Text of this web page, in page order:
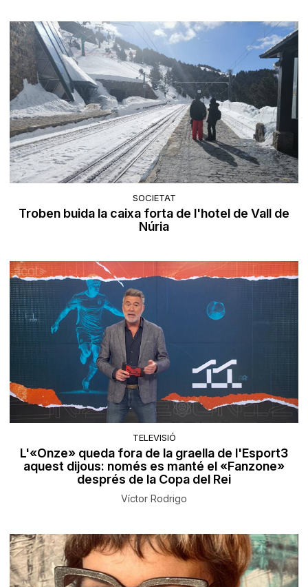
SOCIETAT
Troben buida la caixa forta de l'hotel de Vall de
Núria
TELEVISIÓ
L'«Onze» queda fora de la graella de l'Esport3
aquest dijous: només es manté el «Fanzone»
després de la Copa del Rei
Víctor Rodrigo